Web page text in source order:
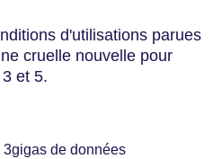
d'utilisations parues
cruelle nouvelle pour
et 5.
3gigas de données